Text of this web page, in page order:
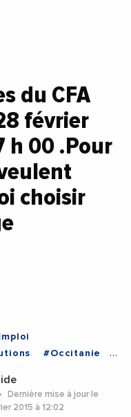
du CFA
février
h 00 .Pour
choisir
#Occitanie
Dernière mise à jour le
2015 à 12:02